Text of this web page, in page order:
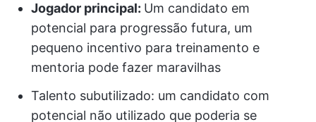
Jogador principal: Um candidato em
potencial para progressão futura, um
pequeno incentivo para treinamento e
mentoria pode fazer maravilhas
Talento subutilizado: um candidato com
potencial não utilizado que poderia se